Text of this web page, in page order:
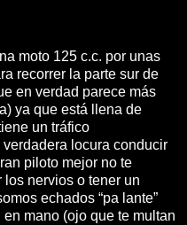
moto 125 c.c. por unas
recorrer la parte sur de
en verdad parece más
ya que está llena de
un tráfico
locura conducir
piloto mejor no te
nervios o tener un
echados “pa lante”
mano (ojo que te multan